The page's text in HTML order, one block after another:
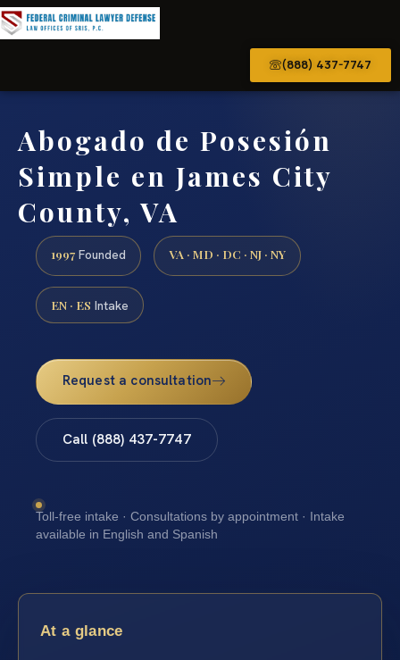
(888) 437-7747
Abogado de Posesión
Simple en James City
County, VA
1997 Founded VA · MD · DC · NJ · NY
EN · ES Intake
Request a consultation
Call (888) 437-7747
Toll-free intake · Consultations by appointment · Intake
available in English and Spanish
At a glance